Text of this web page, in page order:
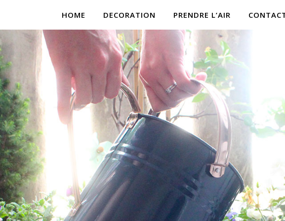
HOME DECORATION PRENDRE L’AIR